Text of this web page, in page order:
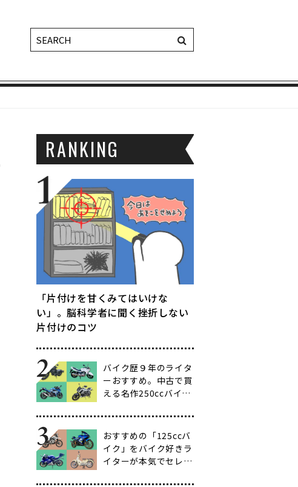
RANKING
「片付けを甘くみてはいけな
い」。脳科学者に聞く挫折しない
片付けのコツ
バイク歴９年のライタ
ーおすすめ。中古で買
える名作250ccバイク
からベテラン向けま
で】
おすすめの「125ccバ
イク」をバイク好きラ
イターが本気でセレク